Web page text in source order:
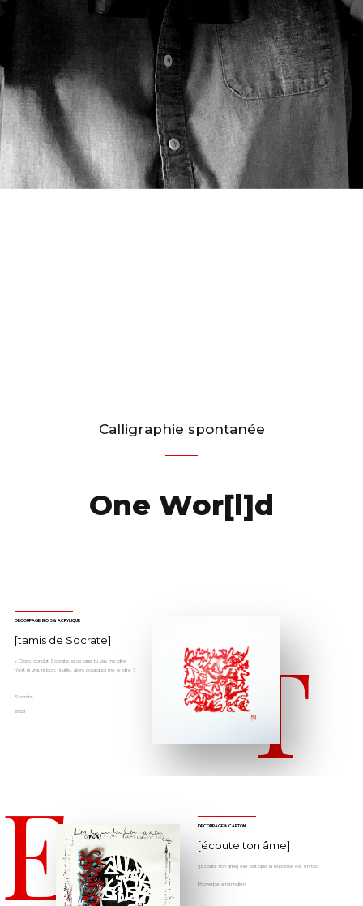
Calligraphie spontanée
One Wor[l]d
T
DECOUPAGE, BOIS & ACRYLIQUE
[tamis de Socrate]
« Donc, conclut Socrate, si ce que tu vas me dire
n’est ni vrai, ni bon, ni utile, alors pourquoi me le dire ?
Socrate
2023
E DECOUPAGE & CARTON
[écoute ton âme]
“[Écoute ton âme] elle sait que la réponse est en toi."
Proverbe amérindien